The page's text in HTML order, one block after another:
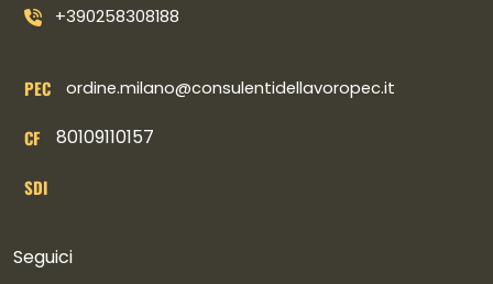
+390258308188
PEC ordine.milano@consulentidellavoropec.it
CF 80109110157
SDI
Seguici